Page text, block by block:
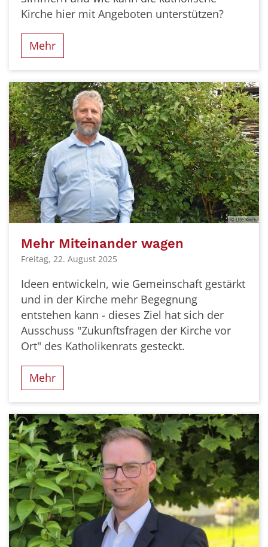
Kirche hier mit Angeboten unterstützen?
Mehr
© Ute Kirch
Mehr Miteinander wagen
Freitag, 22. August 2025
Ideen entwickeln, wie Gemeinschaft gestärkt
und in der Kirche mehr Begegnung
entstehen kann - dieses Ziel hat sich der
Ausschuss "Zukunftsfragen der Kirche vor
Ort" des Katholikenrats gesteckt.
Mehr